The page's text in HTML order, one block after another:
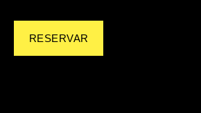
RESERVAR